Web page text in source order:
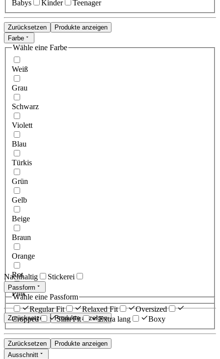
Babys Kinder Teenager
Zurücksetzen
Produkte anzeigen
Farbe
Wähle eine Farbe
Weiß
Grau
Schwarz
Violett
Blau
Türkis
Grün
Gelb
Beige
Braun
Orange
Rot
Pink
Zurücksetzen Produkte anzeigen
Nachhaltig Stickerei
Passform
Wähle eine Passform
Regular Fit
Relaxed Fit
Oversized
Cropped
Slim Fit Extra lang Boxy
Zurücksetzen
Produkte anzeigen
Ausschnitt